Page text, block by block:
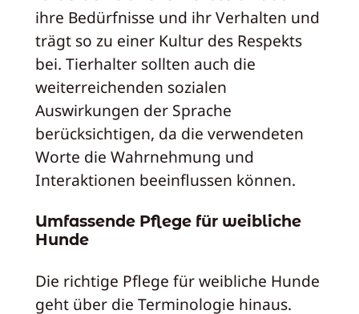
ihre Bedürfnisse und ihr Verhalten und
trägt so zu einer Kultur des Respekts
bei. Tierhalter sollten auch die
weiterreichenden sozialen
Auswirkungen der Sprache
berücksichtigen, da die verwendeten
Worte die Wahrnehmung und
Interaktionen beeinflussen können.
Umfassende Pflege für weibliche
Hunde
Die richtige Pflege für weibliche Hunde
geht über die Terminologie hinaus.